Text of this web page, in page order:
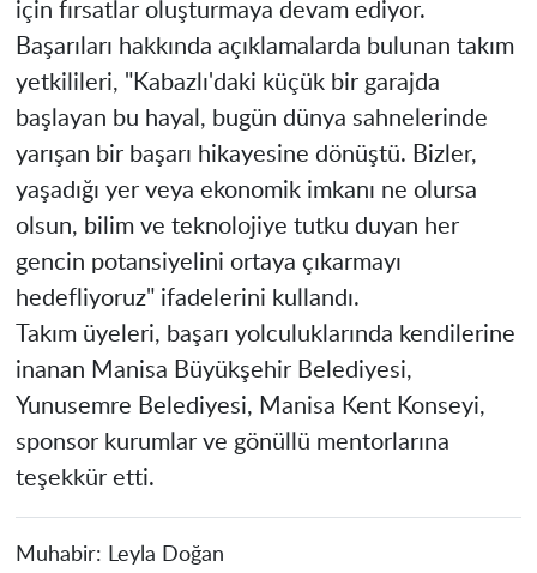
için fırsatlar oluşturmaya devam ediyor.
Başarıları hakkında açıklamalarda bulunan takım
yetkilileri, "Kabazlı'daki küçük bir garajda
başlayan bu hayal, bugün dünya sahnelerinde
yarışan bir başarı hikayesine dönüştü. Bizler,
yaşadığı yer veya ekonomik imkanı ne olursa
olsun, bilim ve teknolojiye tutku duyan her
gencin potansiyelini ortaya çıkarmayı
hedefliyoruz" ifadelerini kullandı.
Takım üyeleri, başarı yolculuklarında kendilerine
inanan Manisa Büyükşehir Belediyesi,
Yunusemre Belediyesi, Manisa Kent Konseyi,
sponsor kurumlar ve gönüllü mentorlarına
teşekkür etti.
Muhabir: Leyla Doğan